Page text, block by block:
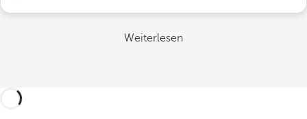
Weiterlesen